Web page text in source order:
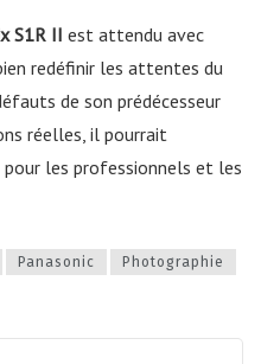
S1R II est attendu avec
redéfinir les attentes du
de son prédécesseur
réelles, il pourrait
pour les professionnels et les
Panasonic
Photographie